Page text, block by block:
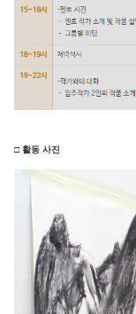
□ 활동 사진